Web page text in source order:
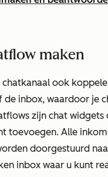
maken
chatkanaal ook
de inbox, waardoor je
zijn chat widgets
toevoegen. Alle
doorgestuurd
inbox waar u kunt